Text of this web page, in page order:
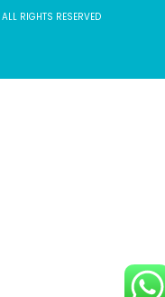
RIGHTS RESERVED